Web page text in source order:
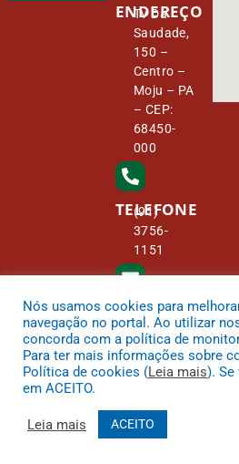
ENDEREÇO
Tv Da
Saudade,
150 –
Centro –
Moju – PA
– CEP:
68450-
000
TELEFONE
(91)
3756-
1151
E-MAIL
camara@
cmmoju.p
a.gov.br
Todos os direitos reservados a
Nós usamos cookies para
navegação no portal. Ao utilizar
concorda com a política de
Para ter mais informações sobre
Política de cookies (Leia mais).
em ACEITO.
Leia mais ACEITO